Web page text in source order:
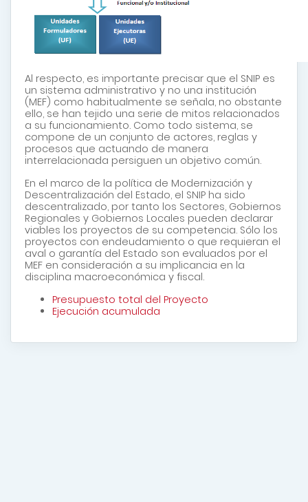
Al respecto, es importante precisar que el SNIP es
un sistema administrativo y no una institución
(MEF) como habitualmente se señala, no obstante
ello, se han tejido una serie de mitos relacionados
a su funcionamiento. Como todo sistema, se
compone de un conjunto de actores, reglas y
procesos que actuando de manera
interrelacionada persiguen un objetivo común.
En el marco de la política de Modernización y
Descentralización del Estado, el SNIP ha sido
descentralizado, por tanto los Sectores, Gobiernos
Regionales y Gobiernos Locales pueden declarar
viables los proyectos de su competencia. Sólo los
proyectos con endeudamiento o que requieran el
aval o garantía del Estado son evaluados por el
MEF en consideración a su implicancia en la
disciplina macroeconómica y fiscal.
Presupuesto total del Proyecto
Ejecución acumulada